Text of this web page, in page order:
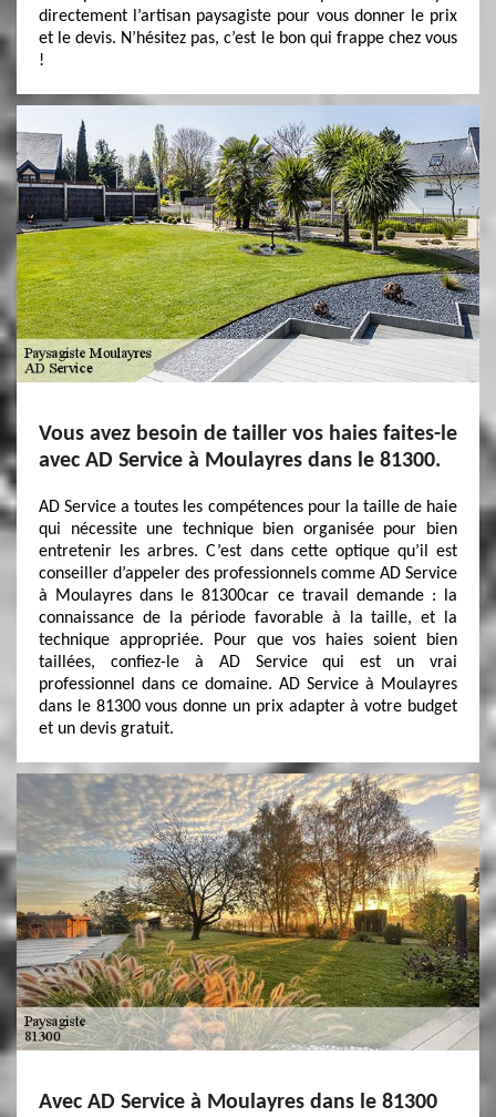
directement l’artisan paysagiste pour vous donner le prix
et le devis. N’hésitez pas, c’est le bon qui frappe chez vous
!
Vous avez besoin de tailler vos haies faites-le
avec AD Service à Moulayres dans le 81300.
AD Service a toutes les compétences pour la taille de haie
qui nécessite une technique bien organisée pour bien
entretenir les arbres. C’est dans cette optique qu’il est
conseiller d’appeler des professionnels comme AD Service
à Moulayres dans le 81300car ce travail demande : la
connaissance de la période favorable à la taille, et la
technique appropriée. Pour que vos haies soient bien
taillées, confiez-le à AD Service qui est un vrai
professionnel dans ce domaine. AD Service à Moulayres
dans le 81300 vous donne un prix adapter à votre budget
et un devis gratuit.
Avec AD Service à Moulayres dans le 81300